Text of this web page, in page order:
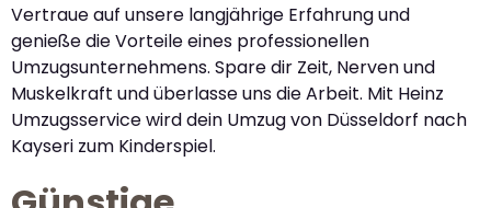
Vertraue auf unsere langjährige Erfahrung und
genieße die Vorteile eines professionellen
Umzugsunternehmens. Spare dir Zeit, Nerven und
Muskelkraft und überlasse uns die Arbeit. Mit Heinz
Umzugsservice wird dein Umzug von Düsseldorf nach
Kayseri zum Kinderspiel.